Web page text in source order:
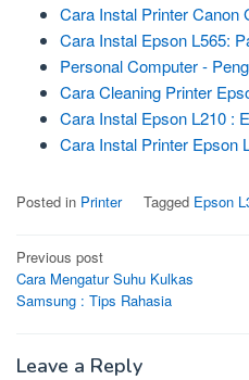
Cara Instal Printer Canon
Cara Instal Epson L565:
Personal Computer -
Cara Cleaning Printer
Cara Instal Epson L210 :
Cara Instal Printer Epson
Posted in Printer Tagged Epson
Post
navigation
Previous post
Cara Mengatur Suhu Kulkas
Samsung : Tips Rahasia
Leave a Reply